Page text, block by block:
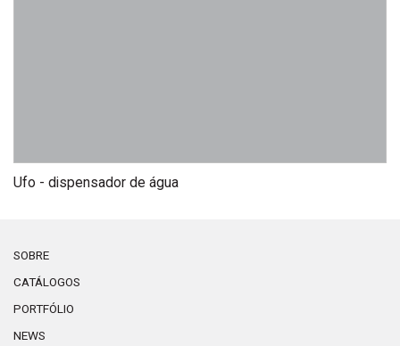
Ufo - dispensador de água
SOBRE
CATÁLOGOS
PORTFÓLIO
NEWS